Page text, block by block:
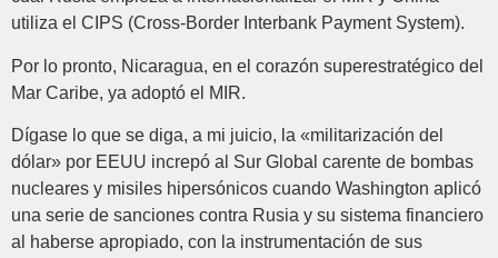
utiliza el CIPS (Cross-Border Interbank Payment System).
Por lo pronto, Nicaragua, en el corazón superestratégico del
Mar Caribe, ya adoptó el MIR.
Dígase lo que se diga, a mi juicio, la «militarización del
dólar» por EEUU increpó al Sur Global carente de bombas
nucleares y misiles hipersónicos cuando Washington aplicó
una serie de sanciones contra Rusia y su sistema financiero
al haberse apropiado, con la instrumentación de sus